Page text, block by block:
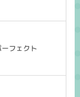
ーフェクト